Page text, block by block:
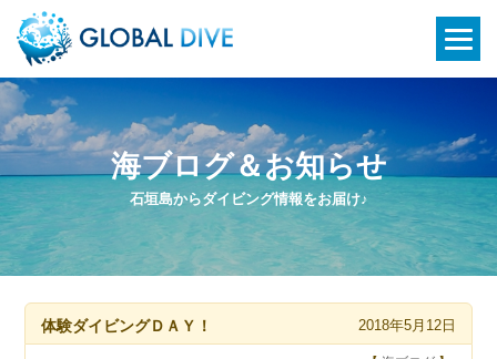
石垣島からダイビング情報をお届け♪
海ブログ＆お知らせ
体験ダイビングＤＡＹ！ 2018年5月12日